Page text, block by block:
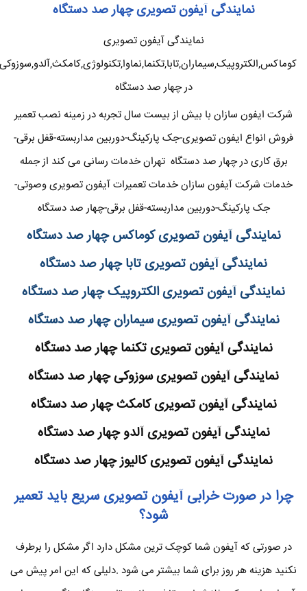
نمایندگی آیفون تصویری چهار صد دستگاه
نمایندگی آیفون تصویری
کوماکس,الکتروپیک,سیماران,تابا,تکنما,نماوا,تکنولوژی,کامکث,آلدو,سوزوکی
در چهار صد دستگاه
شرکت ایفون سازان با بیش از بیست سال تجربه در زمینه نصب تعمیر
فروش انواع ایفون تصویری-جک پارکینگ-دوربین مداربسته-قفل برقی-
برق کاری در چهار صد دستگاه تهران خدمات رسانی می کند از جمله
خدمات شرکت آیفون سازان خدمات تعمیرات آیفون تصویری وصوتی-
جک پارکینگ-دوربین مداربسته-قفل برقی-چهار صد دستگاه
نمایندگی آیفون تصویری کوماکس چهار صد دستگاه
نمایندگی آیفون تصویری تابا چهار صد دستگاه
نمایندگی آیفون تصویری الکتروپیک چهار صد دستگاه
نمایندگی آیفون تصویری سیماران چهار صد دستگاه
نمایندگی آیفون تصویری تکنما چهار صد دستگاه
نمایندگی آیفون تصویری سوزوکی چهار صد دستگاه
نمایندگی آیفون تصویری کامکث چهار صد دستگاه
نمایندگی آیفون تصویری آلدو چهار صد دستگاه
نمایندگی آیفون تصویری کالیوز چهار صد دستگاه
چرا در صورت خرابی آیفون تصویری سریع باید تعمیر
شود؟
در صورتی که آیفون شما کوچک ترین مشکل دارد اگر مشکل را برطرف
نکنید هزینه هر روز برای شما بیشتر می شود .دلیلی که این امر پیش می